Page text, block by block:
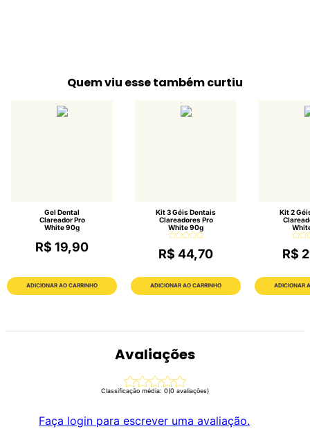
Quem viu esse também curtiu
Gel Dental
Clareador Pro
White 90g
R$ 19,90
ADICIONAR AO CARRINHO
Kit 3 Géis Dentais
Clareadores Pro
White 90g
R$ 44,70
ADICIONAR AO CARRINHO
Kit 2
R$
ADICIONAR
Avaliações
Classificação média: 0(0 avaliações)
Faça login para escrever uma avaliação.